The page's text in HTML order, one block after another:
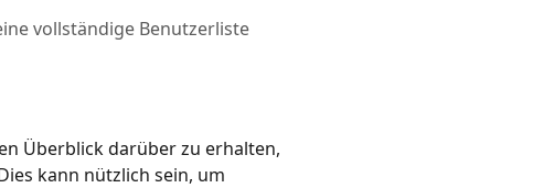
vollständige Benutzerliste
Überblick darüber zu erhalten,
kann nützlich sein, um